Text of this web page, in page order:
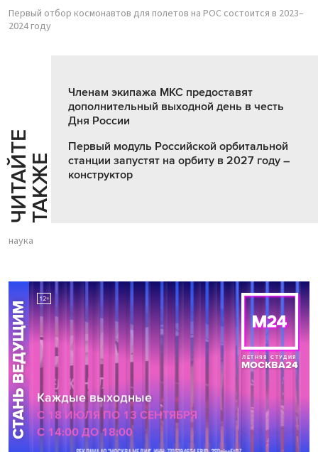
Первый отбор космонавтов для полетов на РОС состоится в 2023–
2024 году
Ч
И
Т
АЙ
Т
Е
Т
А
К
ЖЕ
Членам экипажа МКС предоставят
дополнительный выходной день в честь
Дня России
Первый модуль Российской орбитальной
станции запустят на орбиту в 2027 году –
конструктор
наука